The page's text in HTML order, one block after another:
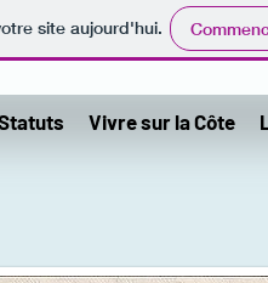
site aujourd'hui.
Vivre sur la Côte